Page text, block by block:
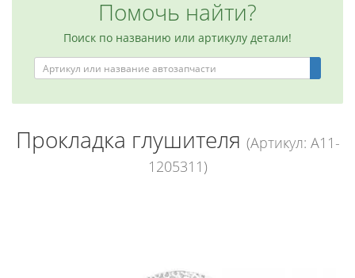
Помочь найти?
Поиск по названию или артикулу детали!
Прокладка глушителя (Артикул: A11-
1205311)